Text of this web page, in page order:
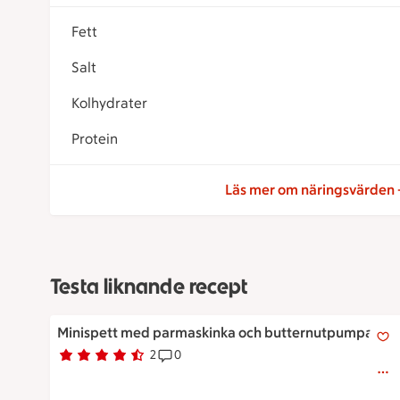
Fett
Salt
Kolhydrater
Protein
Läs mer om näringsvärden
Testa liknande recept
Minispett med parmaskinka och butternutpumpa
Betyg 4.5 av 5. 2
2 personer har röstatReceptet har 0 kommentarer
0
Minispett med parmaskinka och butternutpumpa